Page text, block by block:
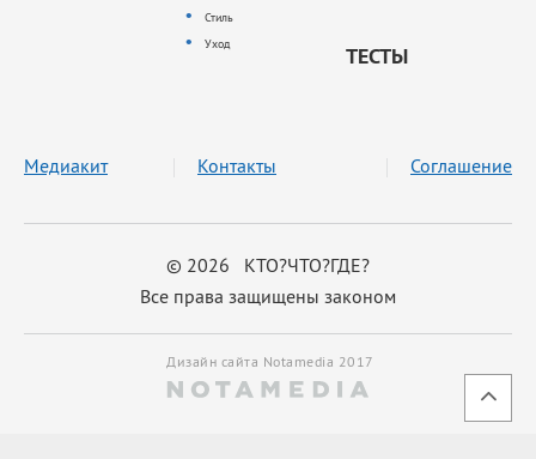
Стиль
Уход
ТЕСТЫ
© 2026 КТО?ЧТО?ГДЕ?
Все права защищены законом
Медиакит Контакты Соглашение
Дизайн сайта Notamedia 2017